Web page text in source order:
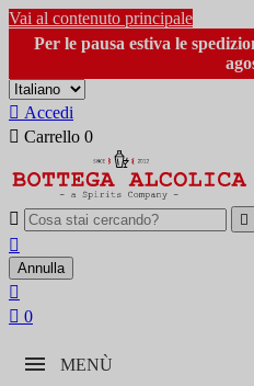
Vai al contenuto principale
Per le pausa estiva le
 Accedi
 Carrello 0
 

Annulla

 0
MENÙ